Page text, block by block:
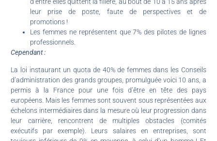
leur prise de poste, faute de perspectives et de
promotions !
Les femmes ne représentent que 7% des pilotes de lignes
professionnels.
Cependant :
La loi instaurant un quota de 40% de femmes dans les Conseils
d’administration des grands groupes, promulguée voici 10 ans, a
permis à la France pour une fois d’être en tête des pays
européens. Mais les femmes sont souvent sous représentées aux
échelons intermédiaires dans la mesure où leur progression dans
leur carrière, rencontrent de multiples obstacles (comités
exécutifs par exemple). Leurs salaires en entreprises, sont